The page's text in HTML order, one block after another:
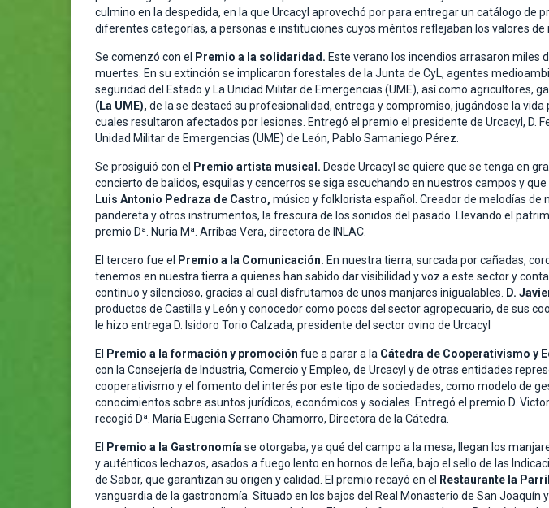
culmino en la despedida, en la que Urcacyl aprovechó por para entregar un catálogo
diferentes categorías, a personas e instituciones cuyos méritos reflejaban los valores de
Se comenzó con el Premio a la solidaridad. Este verano los incendios arrasaron
muertes. En su extinción se implicaron forestales de la Junta de CyL, agentes
seguridad del Estado y La Unidad Militar de Emergencias (UME), así como agricultores,
(La UME), de la se destacó su profesionalidad, entrega y compromiso, jugándose la
cuales resultaron afectados por lesiones. Entregó el premio el presidente de Urcacyl, D.
Unidad Militar de Emergencias (UME) de León, Pablo Samaniego Pérez.
Se prosiguió con el Premio artista musical. Desde Urcacyl se quiere que se tenga en
concierto de balidos, esquilas y cencerros se siga escuchando en nuestros campos y
Luis Antonio Pedraza de Castro, músico y folklorista español. Creador de melodías de
pandereta y otros instrumentos, la frescura de los sonidos del pasado. Llevando el
premio Dª. Nuria Mª. Arribas Vera, directora de INLAC.
El tercero fue el Premio a la Comunicación. En nuestra tierra, surcada por cañadas,
tenemos en nuestra tierra a quienes han sabido dar visibilidad y voz a este sector y
continuo y silencioso, gracias al cual disfrutamos de unos manjares inigualables.
D.
productos de Castilla y León y conocedor como pocos del sector agropecuario, de sus
le hizo entrega D. Isidoro Torio Calzada, presidente del sector ovino de Urcacyl
El Premio a la formación y promoción fue a parar a la Cátedra de Cooperativismo y
con la Consejería de Industria, Comercio y Empleo, de Urcacyl y de otras entidades
cooperativismo y el fomento del interés por este tipo de sociedades, como modelo de
conocimientos sobre asuntos jurídicos, económicos y sociales. Entregó el premio D.
recogió Dª. María Eugenia Serrano Chamorro, Directora de la Cátedra.
El Premio a la Gastronomía se otorgaba, ya qué del campo a la mesa, llegan los
y auténticos lechazos, asados a fuego lento en hornos de leña, bajo el sello de las
de Sabor, que garantizan su origen y calidad. El premio recayó en el
Restaurante la
vanguardia de la gastronomía. Situado en los bajos del Real Monasterio de San